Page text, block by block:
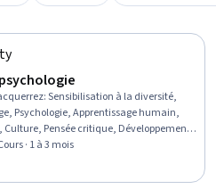
:Sensibilisation à la diversité,
Psychologie, Apprentissage humain,
Culture, Pensée critique, Développement
Évaluations psychologiques,
santé mentale, Développement de
comportementale, Psychothérapie
· 1 à 3 mois